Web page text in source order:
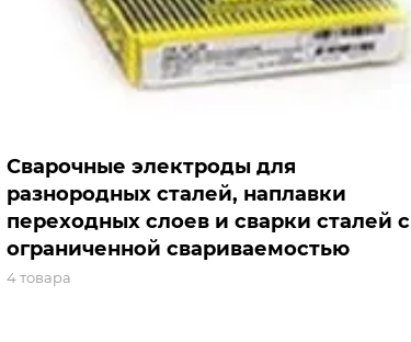
Сварочные электроды для
разнородных сталей, наплавки
переходных слоев и сварки сталей с
ограниченной свариваемостью
4 товара